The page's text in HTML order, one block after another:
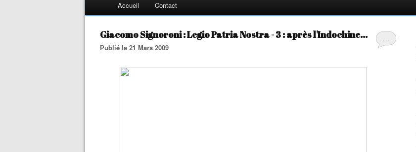
Accueil Contact
…
Giacomo Signoroni : Legio Patria Nostra - 3 : après l'Indochine...
Publié le 21 Mars 2009